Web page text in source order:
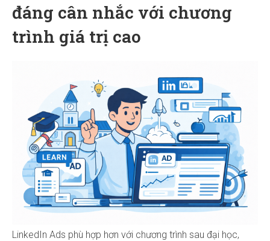
đáng cân nhắc với chương
trình giá trị cao
LinkedIn Ads phù hợp hơn với chương trình sau đại học,